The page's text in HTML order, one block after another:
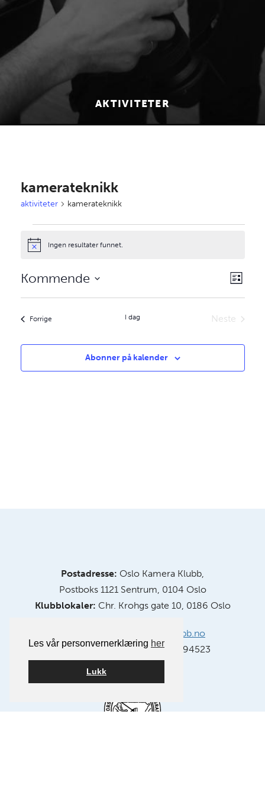
Les vår personvernerklæring her
Lukk
AKTIVITETER
kamerateknikk
aktiviteter kamerateknikk
NoticeIngen resultater funnet.
Velg
Views
Liste
Kommende
Forrigeaktiviteter I dag
Neste
Abonner på kalender
Postadresse: Oslo Kamera Klubb,
Postboks 1121 Sentrum, 0104 Oslo
Klubblokaler: Chr. Krohgs gate 10, 0186 Oslo
info@oslokameraklubb.no
Organisasjonsnummer:991594523